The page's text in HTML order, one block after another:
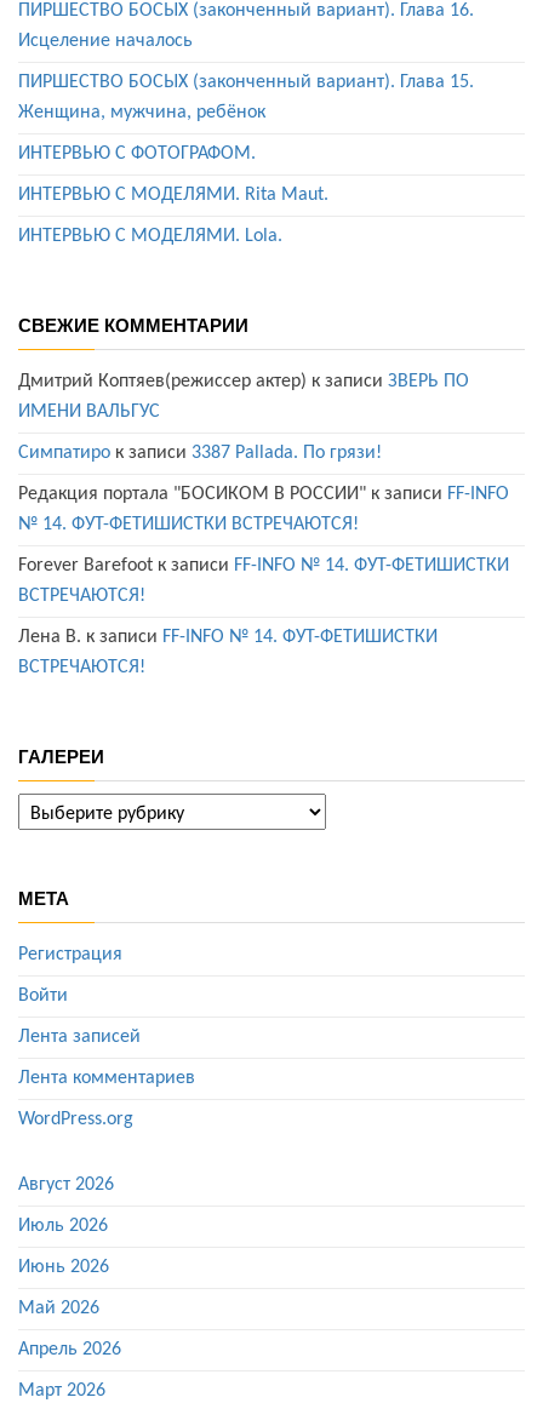
ПИРШЕСТВО БОСЫХ (законченный вариант). Глава 16.
Исцеление началось
ПИРШЕСТВО БОСЫХ (законченный вариант). Глава 15.
Женщина, мужчина, ребёнок
ИНТЕРВЬЮ С ФОТОГРАФОМ.
ИНТЕРВЬЮ С МОДЕЛЯМИ. Rita Maut.
ИНТЕРВЬЮ С МОДЕЛЯМИ. Lola.
СВЕЖИЕ КОММЕНТАРИИ
Дмитрий Коптяев(режиссер актер) к записи ЗВЕРЬ ПО
ИМЕНИ ВАЛЬГУС
Симпатиро к записи 3387 Pallada. По грязи!
Редакция портала "БОСИКОМ В РОССИИ" к записи FF-INFO
№ 14. ФУТ-ФЕТИШИСТКИ ВСТРЕЧАЮТСЯ!
Forever Barefoot к записи FF-INFO № 14. ФУТ-ФЕТИШИСТКИ
ВСТРЕЧАЮТСЯ!
Лена В. к записи FF-INFO № 14. ФУТ-ФЕТИШИСТКИ
ВСТРЕЧАЮТСЯ!
ГАЛЕРЕИ
ГАЛЕРЕИ
МЕТА
Регистрация
Войти
Лента записей
Лента комментариев
WordPress.org
Август 2026
Июль 2026
Июнь 2026
Май 2026
Апрель 2026
Март 2026